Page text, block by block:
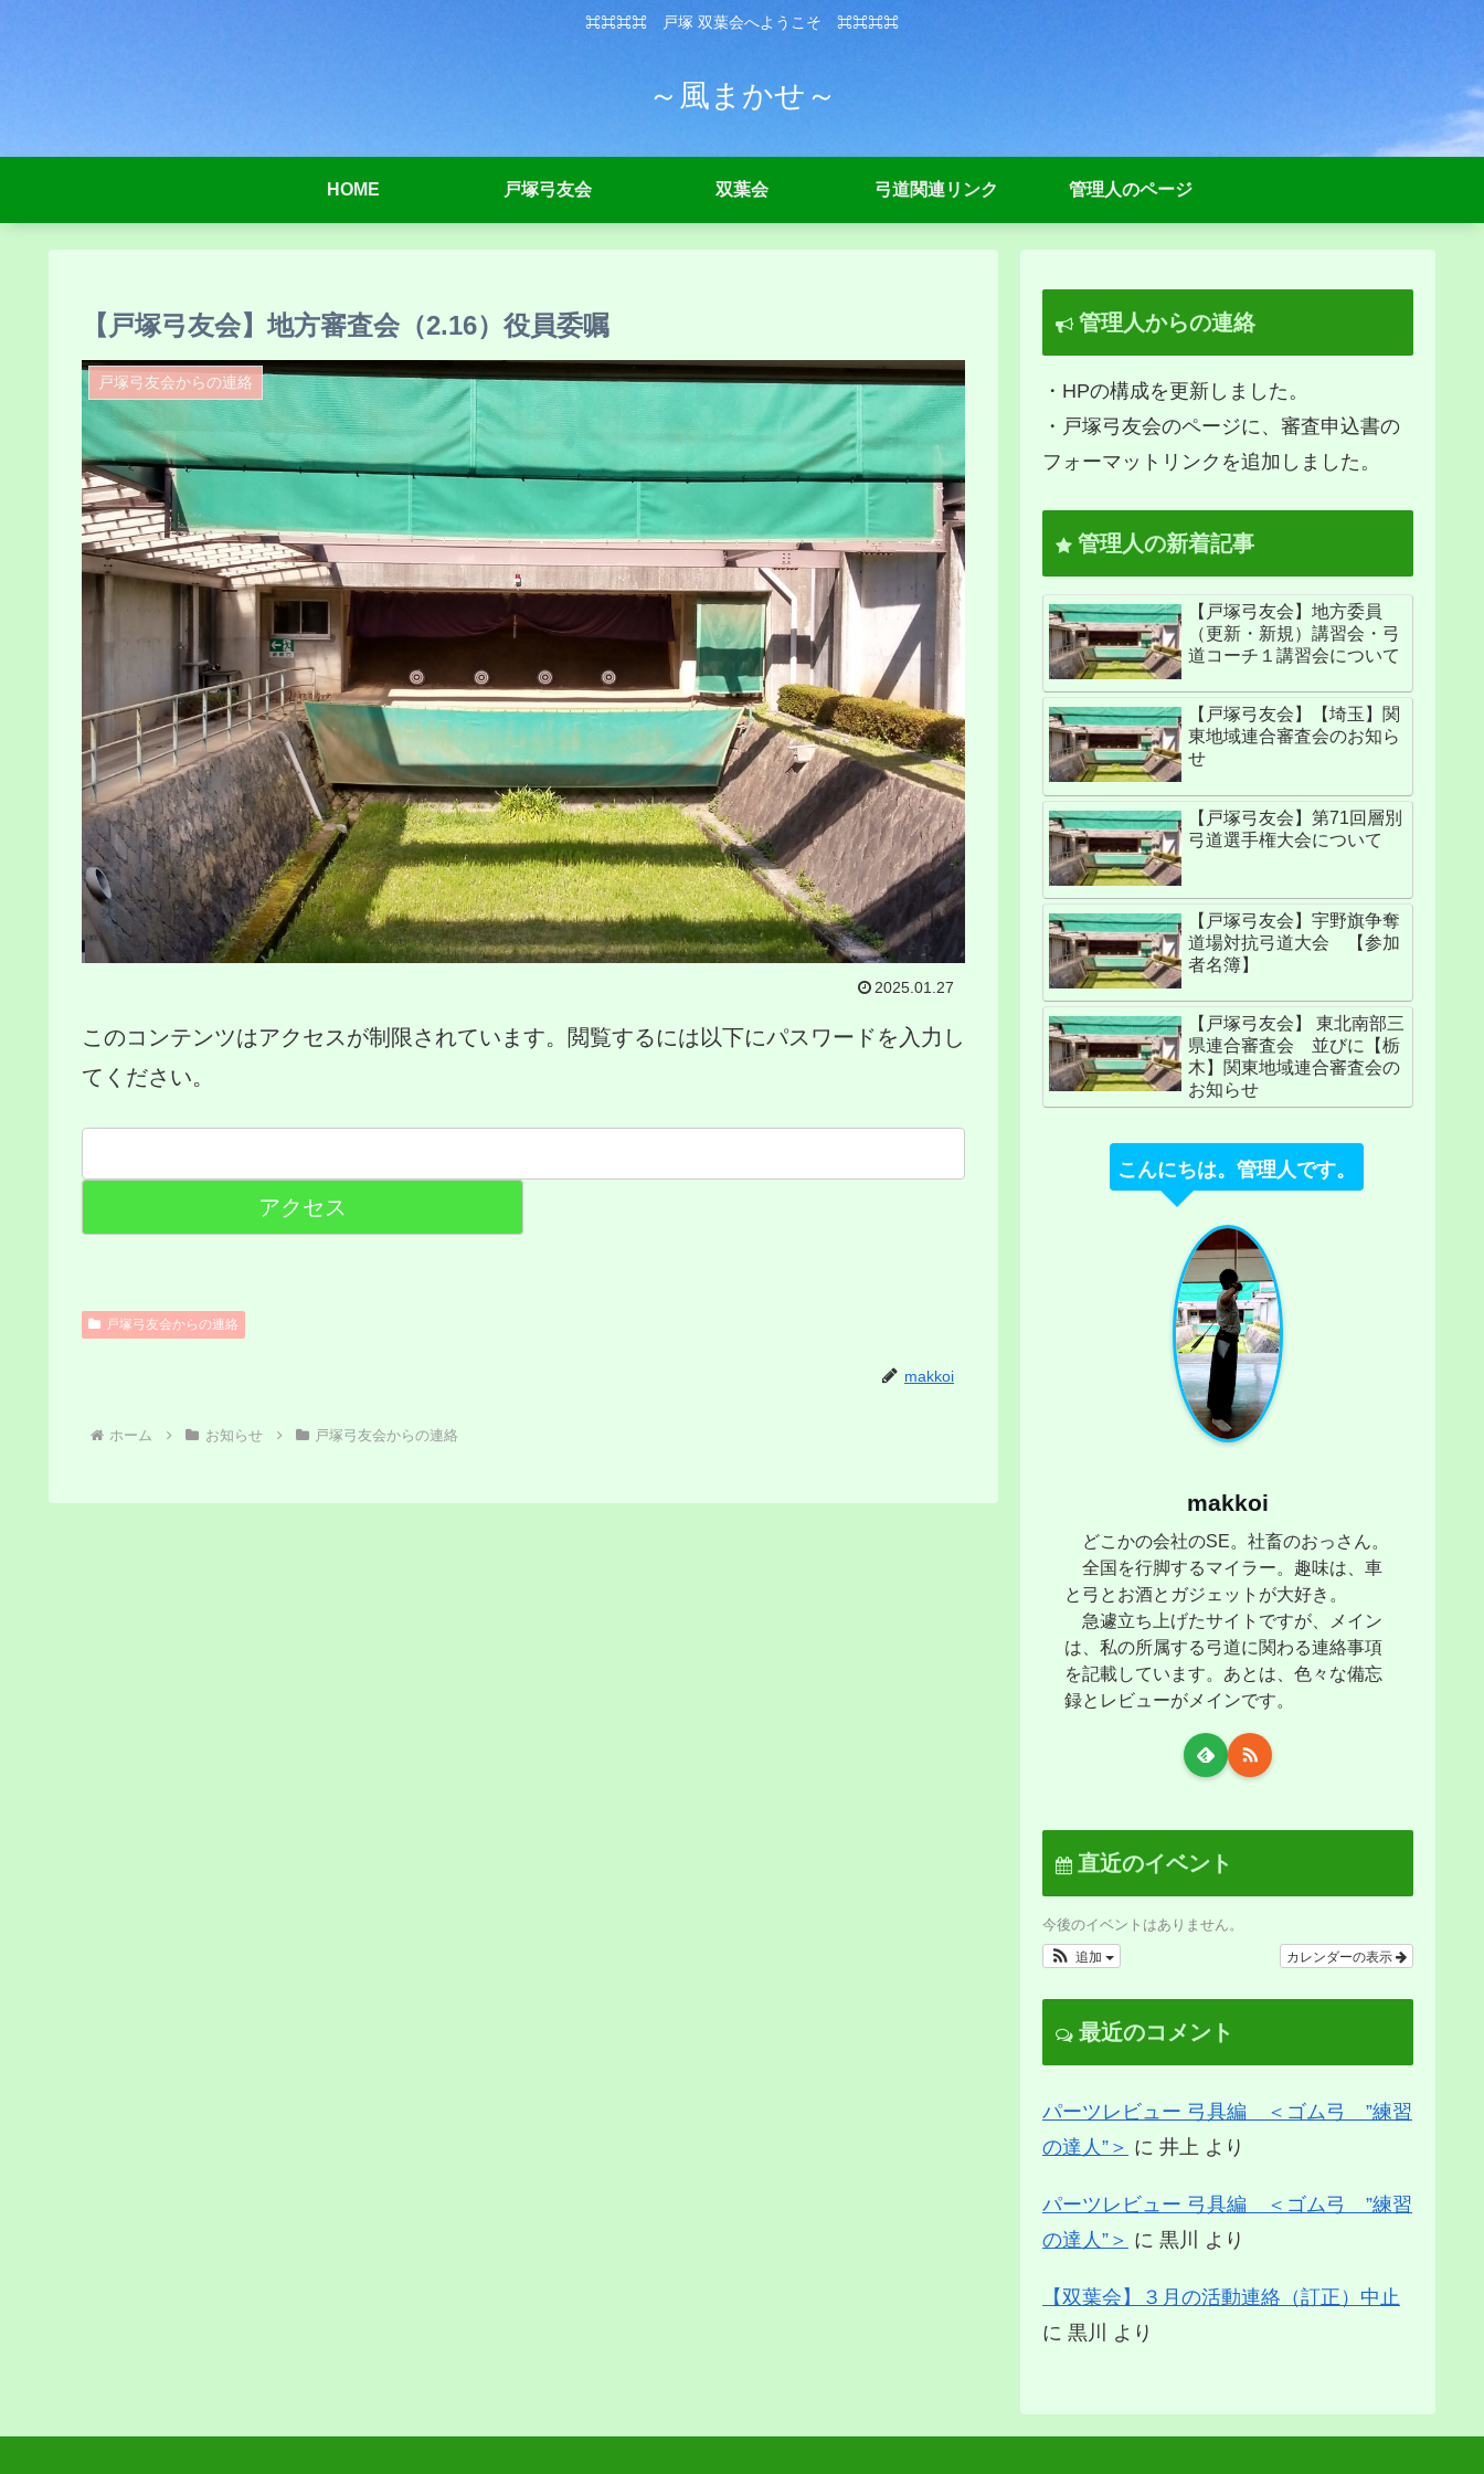
⌘⌘⌘⌘ 戸塚 双葉会へようこそ ⌘⌘⌘⌘
～風まかせ～
HOME 戸塚弓友会 双葉会 弓道関連リンク 管理人のページ
【戸塚弓友会】地方審査会（2.16）役員委嘱
戸塚弓友会からの連絡
2025.01.27
このコンテンツはアクセスが制限されています。閲覧するには以下にパスワードを入力し
てください。
戸塚弓友会からの連絡
makkoi
ホーム お知らせ 戸塚弓友会からの連絡
管理人からの連絡
・HPの構成を更新しました。
・戸塚弓友会のページに、審査申込書の
フォーマットリンクを追加しました。
管理人の新着記事
【戸塚弓友会】地方委員
（更新・新規）講習会・弓
道コーチ１講習会について
【戸塚弓友会】【埼玉】関
東地域連合審査会のお知ら
せ
【戸塚弓友会】第71回層別
弓道選手権大会について
【戸塚弓友会】宇野旗争奪
道場対抗弓道大会 【参加
者名簿】
【戸塚弓友会】 東北南部三
県連合審査会 並びに【栃
木】関東地域連合審査会の
お知らせ
こんにちは。管理人です。
makkoi
どこかの会社のSE。社畜のおっさん。
全国を行脚するマイラー。趣味は、車
と弓とお酒とガジェットが大好き。
急遽立ち上げたサイトですが、メイン
は、私の所属する弓道に関わる連絡事項
を記載しています。あとは、色々な備忘
録とレビューがメインです。
直近のイベント
今後のイベントはありません。
カレンダーの表示
追加
最近のコメント
パーツレビュー 弓具編 ＜ゴム弓 ”練習
の達人”＞ に 井上 より
パーツレビュー 弓具編 ＜ゴム弓 ”練習
の達人”＞ に 黒川 より
【双葉会】３月の活動連絡（訂正）中止
に 黒川 より